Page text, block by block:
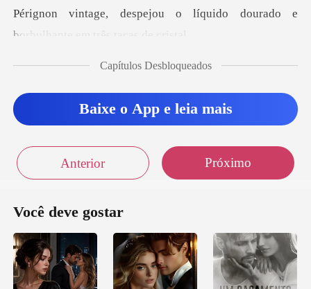
Pérignon vintage, despejou o líquido do
dade", d Capítulos Desbloqueados
Baixe o App e leia mais
Anterior Próximo
Você deve gostar